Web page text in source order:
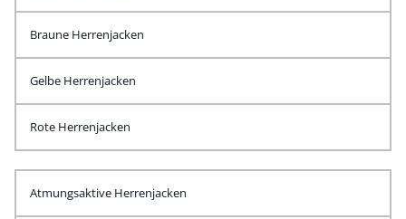
Braune Herrenjacken
Gelbe Herrenjacken
Rote Herrenjacken
Atmungsaktive Herrenjacken